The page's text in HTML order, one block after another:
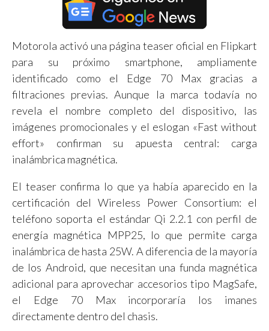
Motorola activó una página teaser oficial en Flipkart
para su próximo smartphone, ampliamente
identificado como el Edge 70 Max gracias a
filtraciones previas. Aunque la marca todavía no
revela el nombre completo del dispositivo, las
imágenes promocionales y el eslogan «Fast without
effort» confirman su apuesta central: carga
inalámbrica magnética.
El teaser confirma lo que ya había aparecido en la
certificación del Wireless Power Consortium: el
teléfono soporta el estándar Qi 2.2.1 con perfil de
energía magnética MPP25, lo que permite carga
inalámbrica de hasta 25W. A diferencia de la mayoría
de los Android, que necesitan una funda magnética
adicional para aprovechar accesorios tipo MagSafe,
el Edge 70 Max incorporaría los imanes
directamente dentro del chasis.